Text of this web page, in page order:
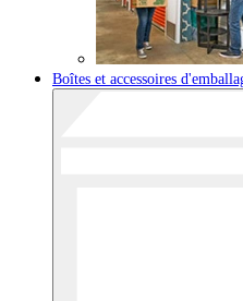
Boîtes et accessoires